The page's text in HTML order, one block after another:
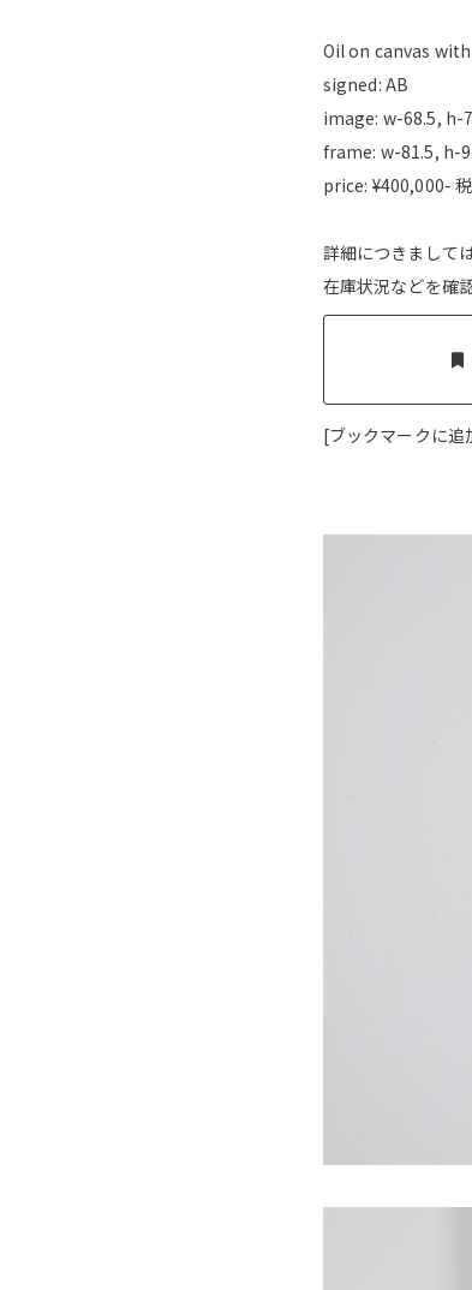
Oil on canvas
signed: AB
image: w-68.5, h-
frame: w-81.5, h-
price: ¥400,000-
詳細につきまして
在庫状況などを確
[ブックマークに追